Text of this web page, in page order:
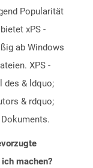
Popularität
xPS -
ab Windows
XPS -
des & ldquo;
& rdquo;
machen?